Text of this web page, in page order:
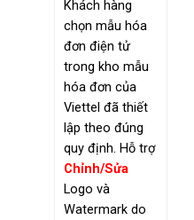
Khách hàng
chọn mẫu hóa
đơn điện tử
trong kho mẫu
hóa đơn của
Viettel đã thiết
lập theo đúng
quy định. Hỗ trợ
Chỉnh/Sửa
Logo và
Watermark do